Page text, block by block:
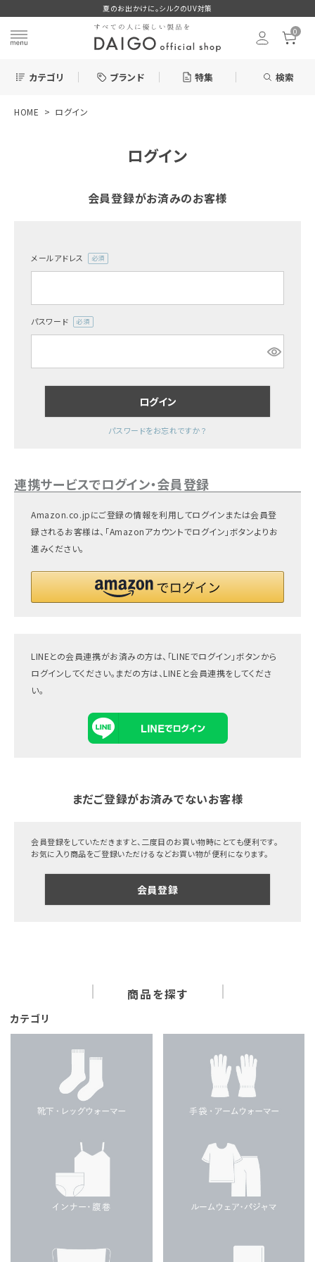
夏のお出かけに。シルクのUV対策
0
カテゴリ ブランド 特集 検索
新着＆再入荷商品
ギフトを探す
ブランドから探す
お問い合わせ
ログアウト
HOME ログイン
ログイン
会員登録がお済みのお客様
メールアドレス
(必
パスワード
(必
ログイン
パスワードをお忘れですか？
連携サービスでログイン・会員登録
Amazon.co.jpにご登録の情報を利用してログインまたは会員登
録されるお客様は、「Amazonアカウントでログイン」ボタンよりお
進みください。
LINEとの会員連携がお済みの方は、「LINEでログイン」ボタンから
ログインしてください。まだの方は、LINEと会員連携をしてくださ
い。
まだご登録がお済みでないお客様
会員登録をしていただきますと、二度目のお買い物時にとても便利です。
お気に入り商品をご登録いただけるなどお買い物が便利になります。
会員登録
商品を探す
カテゴリ